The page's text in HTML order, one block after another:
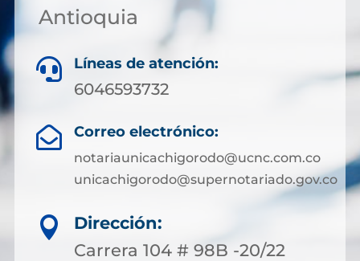
Antioquia
 Líneas de atención:
6046593732
 Correo electrónico:
notariaunicachigorodo@ucnc.com.co
unicachigorodo@supernotariado.gov.co

Dirección:
Carrera 104 # 98B -20/22